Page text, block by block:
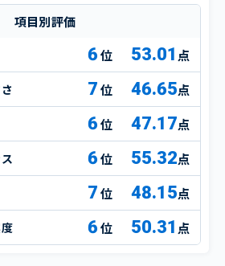
項目別評価
6 53.01 点
7 46.65点
6 47.17点
6 55.32点
7 48.15点
6 50.31 点